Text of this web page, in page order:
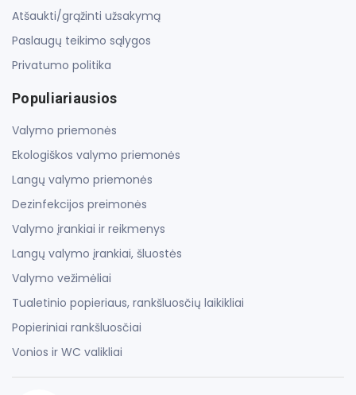
Atšaukti/grąžinti užsakymą
Paslaugų teikimo sąlygos
Privatumo politika
Populiariausios
Valymo priemonės
Ekologiškos valymo priemonės
Langų valymo priemonės
Dezinfekcijos preimonės
Valymo įrankiai ir reikmenys
Langų valymo įrankiai, šluostės
Valymo vežimėliai
Tualetinio popieriaus, rankšluosčių laikikliai
Popieriniai rankšluosčiai
Vonios ir WC valikliai